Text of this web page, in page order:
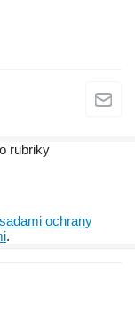
rubriky
ochrany
.